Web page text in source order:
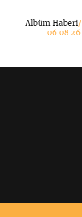
Albüm Haberi
06 08